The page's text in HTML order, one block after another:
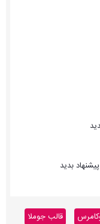
بدید
قالب جوملا